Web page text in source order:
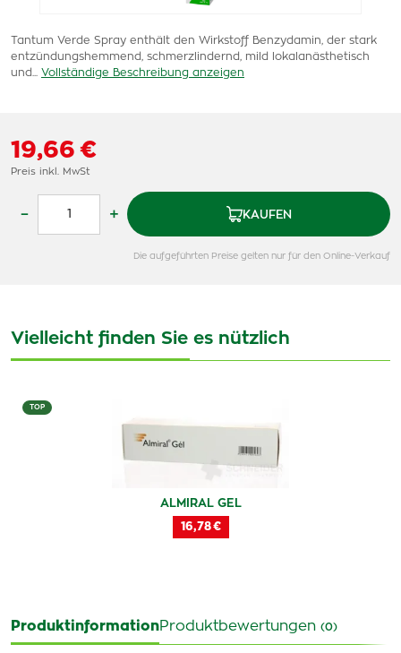
Tantum Verde Spray enthält den Wirkstoff Benzydamin, der stark
entzündungshemmend, schmerzlindernd, mild lokalanästhetisch
und...
Vollständige Beschreibung anzeigen
19,66 €
Preis inkl. MwSt
– + KAUFEN
Die aufgeführten Preise gelten nur für den Online-Verkauf
Vielleicht finden Sie es nützlich
TOP
ALMIRAL GEL
16,78 €
ProduktinformationProduktbewertungen (0)